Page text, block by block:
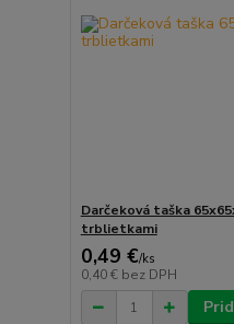
Darčeková taška
trblietkami
0,49 €/ks
0,40 € bez DPH